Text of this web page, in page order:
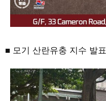
■ 모기 산란유충 지수 발표